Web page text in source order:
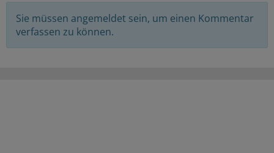
Sie müssen angemeldet sein, um einen Kommentar
verfassen zu können.